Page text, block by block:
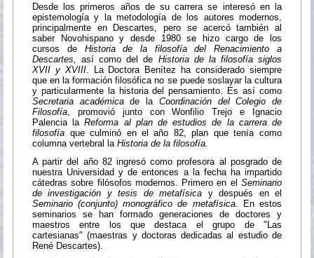
Desde los primeros años de su carrera se interesó en la
epistemología y la metodología de los autores modernos,
principalmente en Descartes, pero se acercó también al
saber Novohispano y desde 1980 se hizo cargo de los
cursos de Historia de la filosofía del Renacimiento a
Descartes,
así como del de Historia de la filosofía siglos
XVII y XVIII. La Doctora Benítez ha considerado siempre
que en la formación filosófica no se puede soslayar la cultura
y particularmente la historia del pensamiento. Es así como
Secretaria académicade la Coordinación del Colegio de
Filosofía , promovió junto con Wonfilio Trejo e Ignacio
Palencia laReforma al plan de estudios de la carrera de
filosofía que culminó en el año 82, plan que tenía como
columna vertebral laHistoria de la filosofía.
A partir del año 82 ingresó como profesora al posgrado de
nuestra Universidad y de entonces a la fecha ha impartido
cátedras sobre filósofos modernos. Primero en el Seminario
de investigación y tesis de metafísica y después en el
Seminario (conjunto) monográfico de metafísica. En estos
seminarios se han formado generaciones de doctores y
maestros entre los que destaca el grupo de "Las
cartesianas" (maestras y doctoras dedicadas al estudio de
René Descartes).